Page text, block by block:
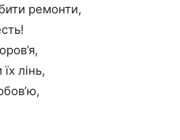
ремонти,
лінь,